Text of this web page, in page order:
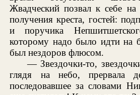
Жвадческий позвал к себе
получения креста, гостей:
и поручика
которому надо было идти на
был нездоров флюсом.
— Звездочки-то,
глядя на небо, прервала
последовавшее за словами